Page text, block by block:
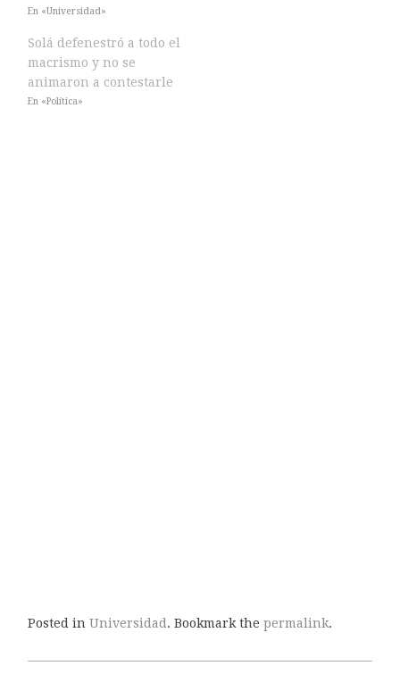
En «Universidad»
Solá defenestró a todo el
macrismo y no se
animaron a contestarle
En «Política»
Posted in Universidad . Bookmark the permalink.